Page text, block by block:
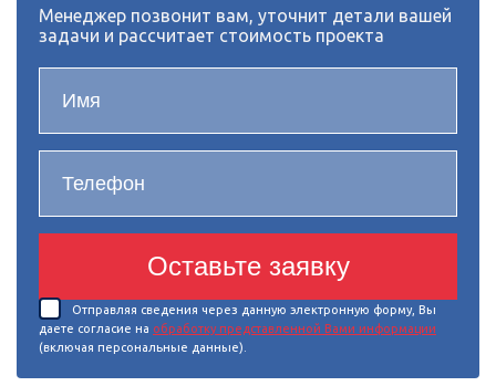
Менеджер позвонит вам, уточнит детали вашей
задачи и рассчитает стоимость проекта
Оставьте заявку
Отправляя сведения через данную электронную форму, Вы
даете согласие на обработку представленной Вами информации
(включая персональные данные).